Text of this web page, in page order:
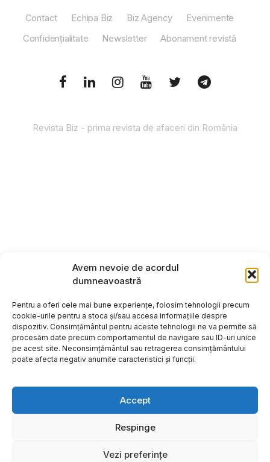
Avem nevoie de acordul
dumneavoastră
Pentru a oferi cele mai bune experiențe, folosim tehnologii precum
cookie-urile pentru a stoca și/sau accesa informațiile despre
dispozitiv. Consimțământul pentru aceste tehnologii ne va permite să
procesăm date precum comportamentul de navigare sau ID-uri unice
pe acest site. Neconsimțământul sau retragerea consimțământului
poate afecta negativ anumite caracteristici și funcții.
Accept
Respinge
Vezi preferințe
Contact Echipa Biz Biz Agency
Evenimente
Confidențialitate
Newsletter Abonament revistă
Revista Biz - prima revista de afaceri din România
Copyright ©2026